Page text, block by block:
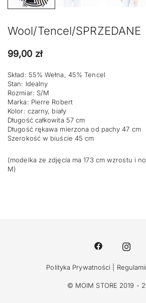
Wool/Tencel/SPRZEDANE
99,00 zł
Skład: 55% Wełna, 45% Tencel
Stan: Idealny
Rozmiar: S/M
Marka: Pierre Robert
Kolor: czarny, biały
Długość całkowita 57 cm
Długość rękawa mierzona od pachy 47 cm
Szerokość w biuście 45 cm
(modelka ze zdjęcia ma 173 cm wzrostu i
M)
Polityka Prywatności
© MOIM STORE 2019 -